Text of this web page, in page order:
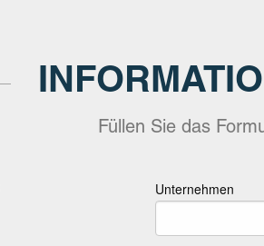
Füllen Sie das
Unternehmen